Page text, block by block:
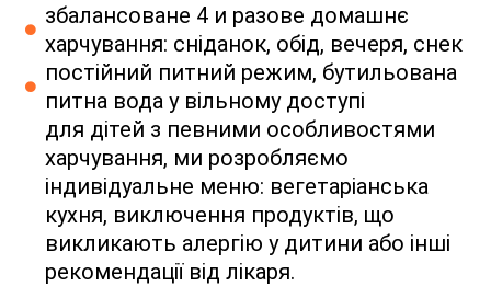
збалансоване 4 и разове домашнє
харчування: сніданок, обід, вечеря, снек
постійний питний режим, бутильована
питна вода у вільному доступі
для дітей з певними особливостями
харчування, ми розробляємо
індивідуальне меню: вегетаріанська
кухня, виключення продуктів, що
викликають алергію у дитини або інші
рекомендації від лікаря.